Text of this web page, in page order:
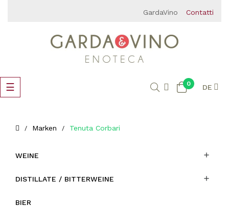
GardaVino Contatti
Umschalten
der
☰ 0 DE
Marken Tenuta Corbari
WEINE 
DISTILLATE / BITTERWEINE 
BIER